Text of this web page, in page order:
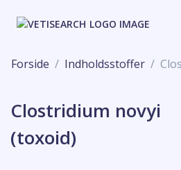
Forside Indholdsstoffer
Clostridium novyi
(toxoid)